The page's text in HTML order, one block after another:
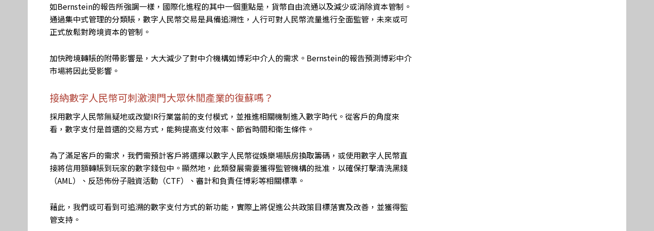
如Bernstein的報告所強調一樣，國際化進程的其中一個重點是，貨幣自由流通以及減少或消除資本管制。
通過集中式管理的分類賬，數字人民幣交易是具備追溯性，人行可對人民幣流量進行全面監管，未來或可
正式放鬆對跨境資本的管制。
加快跨境轉賬的附帶影響是，大大減少了對中介機構如博彩中介人的需求。Bernstein的報告預測博彩中介
市場將因此受影響。
接納數字人民幣可刺激澳門大眾休閒產業的復蘇嗎？
採用數字人民幣無疑地或改變IR行業當前的支付模式，並推進相關機制進入數字時代。從客戶的角度來
看，數字支付是首選的交易方式，能夠提高支付效率、節省時間和衛生條件。
為了滿足客戶的需求，我們需預計客戶將選擇以數字人民幣從娛樂場賬房換取籌碼，或使用數字人民幣直
接將信用額轉賬到玩家的數字錢包中。顯然地，此類發展需要獲得監管機構的批准，以確保打擊清洗黑錢
（AML）、反恐佈份子融資活動（CTF）、審計和負責任博彩等相關標準。
藉此，我們或可看到可追溯的數字支付方式的新功能，實際上將促進公共政策目標落實及改善，並獲得監
管支持。